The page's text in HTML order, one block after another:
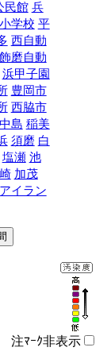
民館 兵
学校 平
西自動
飾磨自動
浜甲子園
豊岡市
西脇市
中島 稲美
須磨 白
塩瀬 池
加茂
イラン
注ﾏｰｸ非表示